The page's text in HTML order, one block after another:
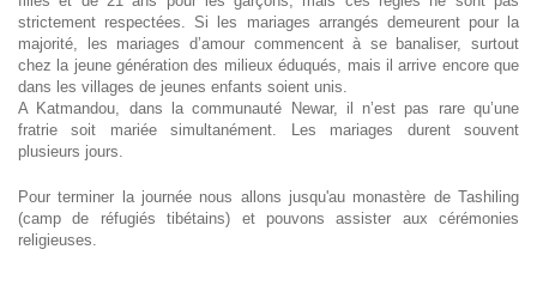
strictement respectées. Si les mariages arrangés demeurent pour la
majorité, les mariages d’amour commencent à se banaliser, surtout
chez la jeune génération des milieux éduqués, mais il arrive encore que
dans les villages de jeunes enfants soient unis.
A Katmandou, dans la communauté Newar, il n’est pas rare qu’une
fratrie soit mariée simultanément. Les mariages durent souvent
plusieurs jours.
Pour terminer la journée nous allons jusqu'au monastère de Tashiling
(camp de réfugiés tibétains) et pouvons assister aux cérémonies
religieuses.